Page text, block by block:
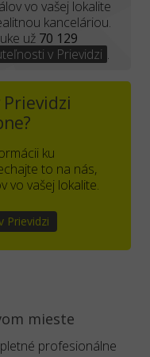
vo vašej lokalite
kanceláriou.
už 70 129
v Prievidzi .
ku
to na nás,
vo vašej lokalite.
Prievidzi
mieste
profesionálne